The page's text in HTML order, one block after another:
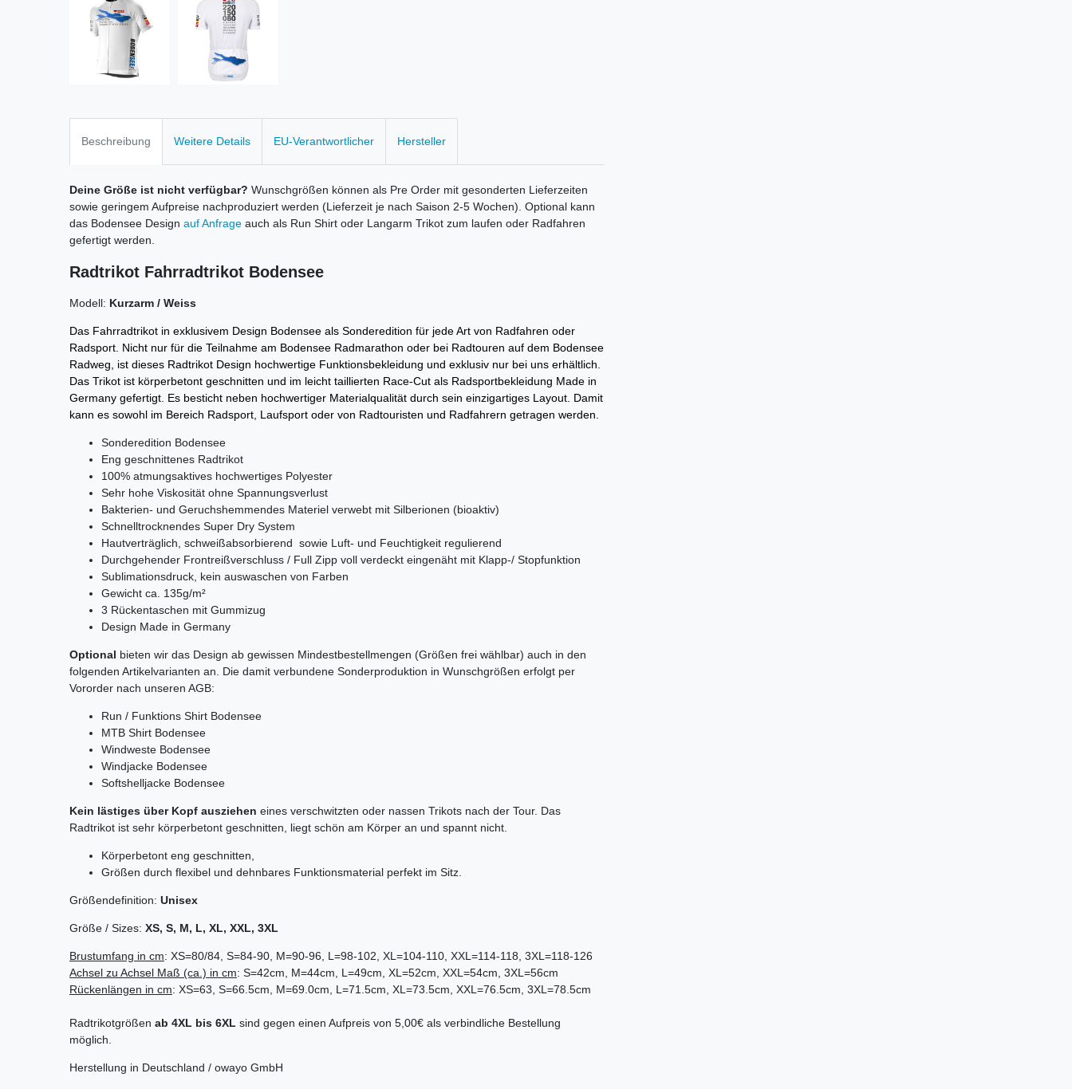
Beschreibung Weitere Details EU-Verantwortlicher Hersteller
Deine Größe ist nicht verfügbar? Wunschgrößen können als Pre Order mit gesonderten Lieferzeiten
sowie geringem Aufpreise nachproduziert werden (Lieferzeit je nach Saison 2-5 Wochen). Optional kann
das Bodensee Design auf Anfrage auch als Run Shirt oder Langarm Trikot zum laufen oder Radfahren
gefertigt werden.
Radtrikot Fahrradtrikot Bodensee
Modell: Kurzarm / Weiss
Das Fahrradtrikot in exklusivem Design Bodensee als Sonderedition für jede Art von Radfahren oder
Radsport. Nicht nur für die Teilnahme am Bodensee Radmarathon oder bei Radtouren auf dem Bodensee
Radweg, ist dieses Radtrikot Design hochwertige Funktionsbekleidung und exklusiv nur bei uns erhältlich.
Das Trikot ist körperbetont geschnitten und im leicht taillierten Race-Cut als Radsportbekleidung Made in
Germany gefertigt. Es besticht neben hochwertiger Materialqualität durch sein einzigartiges Layout. Damit
kann es sowohl im Bereich Radsport, Laufsport oder von Radtouristen und Radfahrern getragen werden.
Sonderedition Bodensee
Eng geschnittenes Radtrikot
100% atmungsaktives hochwertiges Polyester
Sehr hohe Viskosität ohne Spannungsverlust
Bakterien- und Geruchshemmendes Materiel verwebt mit Silberionen (bioaktiv)
Schnelltrocknendes Super Dry System
Hautverträglich, schweißabsorbierend sowie Luft- und Feuchtigkeit regulierend
Durchgehender Frontreißverschluss / Full Zipp voll verdeckt eingenäht mit Klapp-/ Stopfunktion
Sublimationsdruck, kein auswaschen von Farben
Gewicht ca. 135g/m²
3 Rückentaschen mit Gummizug
Design Made in Germany
Optional bieten wir das Design ab gewissen Mindestbestellmengen (Größen frei wählbar) auch in den
folgenden Artikelvarianten an. Die damit verbundene Sonderproduktion in Wunschgrößen erfolgt per
Vororder nach unseren AGB:
Run / Funktions Shirt Bodensee
MTB Shirt Bodensee
Windweste Bodensee
Windjacke Bodensee
Softshelljacke Bodensee
Kein lästiges über Kopf ausziehen eines verschwitzten oder nassen Trikots nach der Tour. Das
Radtrikot ist sehr körperbetont geschnitten, liegt schön am Körper an und spannt nicht.
Körperbetont eng geschnitten,
Größen durch flexibel und dehnbares Funktionsmaterial perfekt im Sitz.
Größendefinition: Unisex
Größe / Sizes: XS, S, M, L, XL, XXL, 3XL
Brustumfang in cm: XS=80/84, S=84-90, M=90-96, L=98-102, XL=104-110, XXL=114-118, 3XL=118-126
Achsel zu Achsel Maß (ca.) in cm: S=42cm, M=44cm, L=49cm, XL=52cm, XXL=54cm, 3XL=56cm
Rückenlängen in cm: XS=63, S=66.5cm, M=69.0cm, L=71.5cm, XL=73.5cm, XXL=76.5cm, 3XL=78.5cm
Radtrikotgrößen ab 4XL bis 6XL sind gegen einen Aufpreis von 5,00€ als verbindliche Bestellung
möglich.
Herstellung in Deutschland / owayo GmbH